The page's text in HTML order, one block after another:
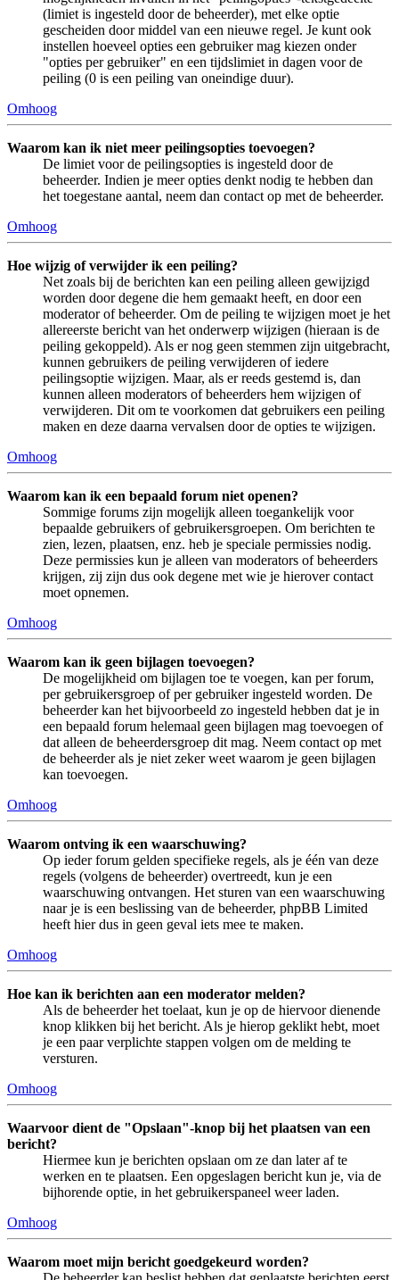
(limiet is ingesteld door de beheerder), met elke optie
gescheiden door middel van een nieuwe regel. Je kunt ook
instellen hoeveel opties een gebruiker mag kiezen onder
"opties per gebruiker" en een tijdslimiet in dagen voor de
peiling (0 is een peiling van oneindige duur).
Omhoog
Waarom kan ik niet meer peilingsopties toevoegen?
De limiet voor de peilingsopties is ingesteld door de
beheerder. Indien je meer opties denkt nodig te hebben dan
het toegestane aantal, neem dan contact op met de beheerder.
Omhoog
Hoe wijzig of verwijder ik een peiling?
Net zoals bij de berichten kan een peiling alleen gewijzigd
worden door degene die hem gemaakt heeft, en door een
moderator of beheerder. Om de peiling te wijzigen moet je het
allereerste bericht van het onderwerp wijzigen (hieraan is de
peiling gekoppeld). Als er nog geen stemmen zijn uitgebracht,
kunnen gebruikers de peiling verwijderen of iedere
peilingsoptie wijzigen. Maar, als er reeds gestemd is, dan
kunnen alleen moderators of beheerders hem wijzigen of
verwijderen. Dit om te voorkomen dat gebruikers een peiling
maken en deze daarna vervalsen door de opties te wijzigen.
Omhoog
Waarom kan ik een bepaald forum niet openen?
Sommige forums zijn mogelijk alleen toegankelijk voor
bepaalde gebruikers of gebruikersgroepen. Om berichten te
zien, lezen, plaatsen, enz. heb je speciale permissies nodig.
Deze permissies kun je alleen van moderators of beheerders
krijgen, zij zijn dus ook degene met wie je hierover contact
moet opnemen.
Omhoog
Waarom kan ik geen bijlagen toevoegen?
De mogelijkheid om bijlagen toe te voegen, kan per forum,
per gebruikersgroep of per gebruiker ingesteld worden. De
beheerder kan het bijvoorbeeld zo ingesteld hebben dat je in
een bepaald forum helemaal geen bijlagen mag toevoegen of
dat alleen de beheerdersgroep dit mag. Neem contact op met
de beheerder als je niet zeker weet waarom je geen bijlagen
kan toevoegen.
Omhoog
Waarom ontving ik een waarschuwing?
Op ieder forum gelden specifieke regels, als je één van deze
regels (volgens de beheerder) overtreedt, kun je een
waarschuwing ontvangen. Het sturen van een waarschuwing
naar je is een beslissing van de beheerder, phpBB Limited
heeft hier dus in geen geval iets mee te maken.
Omhoog
Hoe kan ik berichten aan een moderator melden?
Als de beheerder het toelaat, kun je op de hiervoor dienende
knop klikken bij het bericht. Als je hierop geklikt hebt, moet
je een paar verplichte stappen volgen om de melding te
versturen.
Omhoog
Waarvoor dient de "Opslaan"-knop bij het plaatsen van een
bericht?
Hiermee kun je berichten opslaan om ze dan later af te
werken en te plaatsen. Een opgeslagen bericht kun je, via de
bijhorende optie, in het gebruikerspaneel weer laden.
Omhoog
Waarom moet mijn bericht goedgekeurd worden?